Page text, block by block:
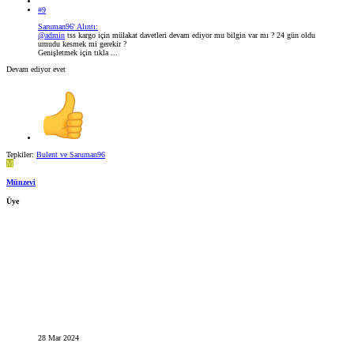
#9
Saruman96' Alıntı:
@admin tss kargo için mülakat davetleri devam ediyor mu bilgin var mı ? 24 gün oldu
umudu kesmek mi gerekir ?
Genişletmek için tıkla ...
Devam ediyor evet
Tepkiler: Bulent ve Saruman96
M
Münzevi
Üye
28 Mar 2024